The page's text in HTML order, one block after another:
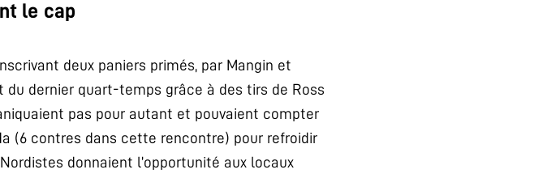
le cap
deux paniers primés, par Mangin et
dernier quart-temps grâce à des tirs de Ross
pas pour autant et pouvaient compter
(6 contres dans cette rencontre) pour refroidir
donnaient l’opportunité aux locaux